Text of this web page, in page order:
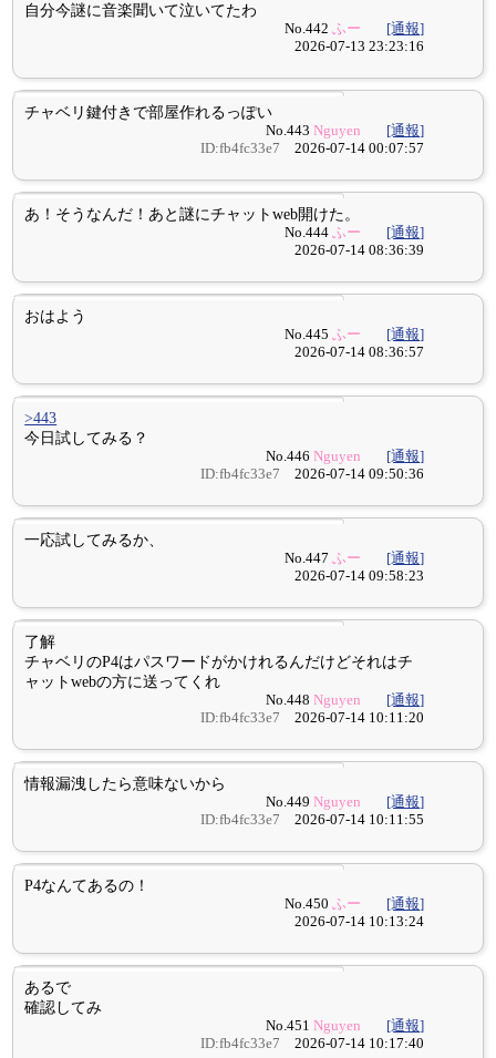
自分今謎に音楽聞いて泣いてたわ
No.442ふー
[通報]
2026-07-13 23:23:16
チャベリ鍵付きで部屋作れるっぽい
No.443Nguyen
[通報]
ID:fb4fc33e7 2026-07-14 00:07:57
あ！そうなんだ！あと謎にチャットweb開けた。
No.444ふー
[通報]
2026-07-14 08:36:39
おはよう
No.445ふー
[通報]
2026-07-14 08:36:57
>443
今日試してみる？
No.446Nguyen
[通報]
ID:fb4fc33e7 2026-07-14 09:50:36
一応試してみるか、
No.447ふー
[通報]
2026-07-14 09:58:23
了解
チャベリのP4はパスワードがかけれるんだけどそれはチ
ャットwebの方に送ってくれ
No.448Nguyen
[通報]
ID:fb4fc33e7 2026-07-14 10:11:20
情報漏洩したら意味ないから
No.449Nguyen
[通報]
ID:fb4fc33e7 2026-07-14 10:11:55
P4なんてあるの！
No.450ふー
[通報]
2026-07-14 10:13:24
あるで
確認してみ
No.451Nguyen
[通報]
ID:fb4fc33e7 2026-07-14 10:17:40